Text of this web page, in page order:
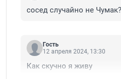
сосед случайно не Чумак?
Гость
12 апреля 2024, 13:30
Как скучно я живу